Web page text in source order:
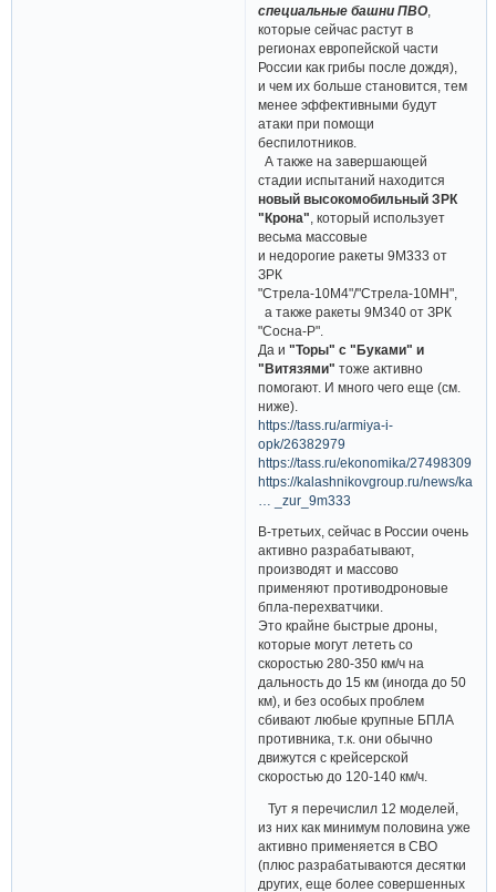
специальные башни ПВО
которые сейчас растут в
регионах европейской части
России как грибы после дождя),
и чем их больше становится, тем
менее эффективными будут
атаки при помощи
беспилотников.
А также на завершающей
стадии испытаний находится
новый высокомобильный ЗРК
"Крона" , который использует
весьма массовые
и недорогие ракеты 9М333 от
ЗРК
"Стрела-10М4"/"Стрела-10МН",
а также ракеты 9М340 от ЗРК
"Сосна-Р".
Да и"Торы" с "Буками" и
"Витязями"тоже активно
помогают. И много чего еще (см.
ниже).
https://tass.ru/armiya-i-
opk/26382979
https://tass.ru/ekonomika/27498309
https://kalashnikovgroup.ru/news/
… _zur_9m333
В-третьих, сейчас в России очень
активно разрабатывают,
производят и массово
применяют противодроновые
бпла-перехватчики.
Это крайне быстрые дроны,
которые могут лететь со
скоростью 280-350 км/ч на
дальность до 15 км (иногда до 50
км), и без особых проблем
сбивают любые крупные БПЛА
противника, т.к. они обычно
движутся с крейсерской
скоростью до 120-140 км/ч.
Тут я перечислил 12 моделей,
из них как минимум половина уже
активно применяется в СВО
(плюс разрабатываются десятки
других, еще более совершенных